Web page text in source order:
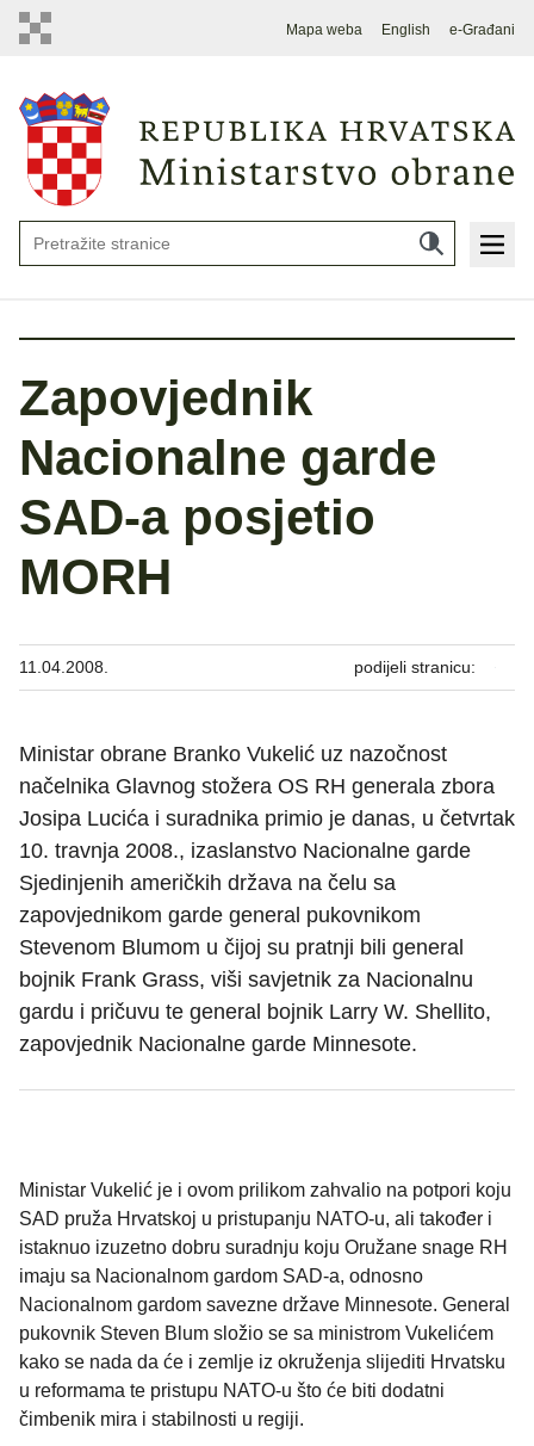
Mapa weba English e-Građani
Zapovjednik
Nacionalne garde
SAD-a posjetio
MORH
11.04.2008. podijeli stranicu:
Ministar obrane Branko Vukelić uz nazočnost
načelnika Glavnog stožera OS RH generala zbora
Josipa Lucića i suradnika primio je danas, u četvrtak
10. travnja 2008., izaslanstvo Nacionalne garde
Sjedinjenih američkih država na čelu sa
zapovjednikom garde general pukovnikom
Stevenom Blumom u čijoj su pratnji bili general
bojnik Frank Grass, viši savjetnik za Nacionalnu
gardu i pričuvu te general bojnik Larry W. Shellito,
zapovjednik Nacionalne garde Minnesote.
Ministar Vukelić je i ovom prilikom zahvalio na potpori koju
SAD pruža Hrvatskoj u pristupanju NATO-u, ali također i
istaknuo izuzetno dobru suradnju koju Oružane snage RH
imaju sa Nacionalnom gardom SAD-a, odnosno
Nacionalnom gardom savezne države Minnesote. General
pukovnik Steven Blum složio se sa ministrom Vukelićem
kako se nada da će i zemlje iz okruženja slijediti Hrvatsku
u reformama te pristupu NATO-u što će biti dodatni
čimbenik mira i stabilnosti u regiji.